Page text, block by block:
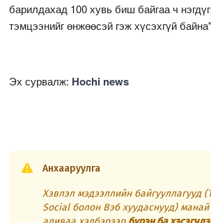
барилдахад 100 хувь биш байгаа ч
тэмцээнийг өнжөөсэй гэж хүсэхгүй
Эх сурвалж: Hochi news
Анхааруулга
Хэвлэл мэдээллийн байгууллагууд
Social болон Вэб хуудаснууд)